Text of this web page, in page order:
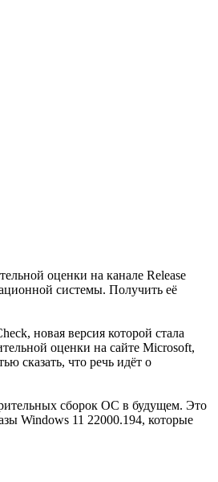
оценки на канале Release
системы. Получить её
новая версия которой стала
оценки на сайте Microsoft,
сказать, что речь идёт о
сборок ОС в будущем. Это
Windows 11 22000.194, которые